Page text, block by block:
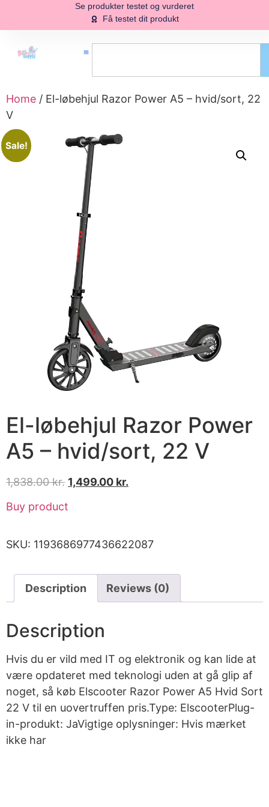
Se produkter testet og vurderet
Få testet dit produkt
Home / El-løbehjul Razor Power A5 – hvid/sort, 22
V
Sale!
El-løbehjul Razor Power
A5 – hvid/sort, 22 V
1,838.00kr. 1,499.00 kr.
Buy product
SKU: 1193686977436622087
Description Reviews (0)
Description
Hvis du er vild med IT og elektronik og kan lide at
være opdateret med teknologi uden at gå glip af
noget, så køb Elscooter Razor Power A5 Hvid Sort
22 V til en uovertruffen pris.Type: ElscooterPlug-
in-produkt: JaVigtige oplysninger: Hvis mærket
ikke har